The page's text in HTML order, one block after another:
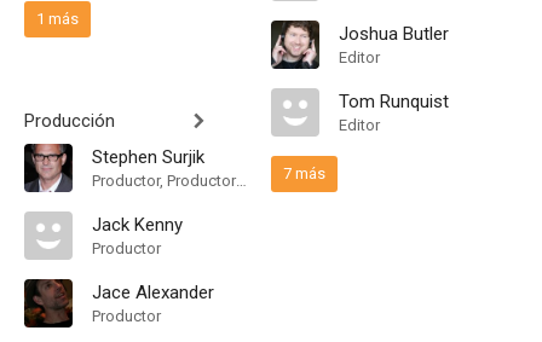
1 más
Producción
Stephen Surjik
Productor, Productor Supervisor
Jack Kenny
Productor
Jace Alexander
Productor
Joshua Butler
Editor
Tom Runquist
Editor
7 más